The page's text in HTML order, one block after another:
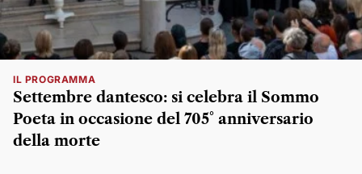
IL PROGRAMMA
Settembre dantesco: si celebra il Sommo
Poeta in occasione del 705° anniversario
della morte